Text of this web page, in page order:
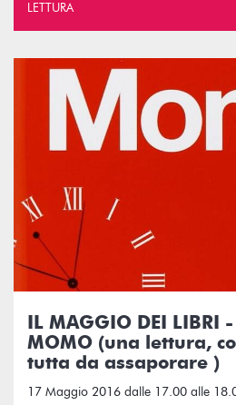
LETTURA
IL MAGGIO DEI LIBRI
MOMO (una lettura,
tutta da assaporare )
17 Maggio 2016 dalle 17.00 alle